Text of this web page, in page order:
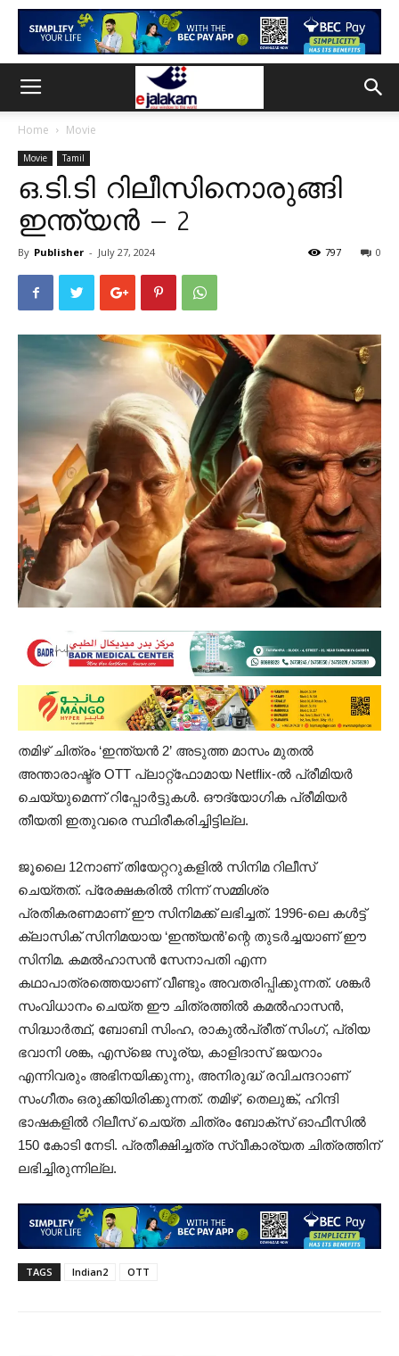
Home Movie
Movie Tamil
ഒ.ടി.ടി റിലീസിനൊരുങ്ങി
ഇന്ത്യൻ – 2
By Publisher - July 27, 2024 0
797
തമിഴ് ചിത്രം ‘ഇന്ത്യൻ 2’ അടുത്ത മാസം മുതൽ
അന്താരാഷ്ട്ര OTT പ്ലാറ്റ്‌ഫോമായ Netflix-ൽ പ്രീമിയർ
ചെയ്യുമെന്ന് റിപ്പോർട്ടുകൾ. ഔദ്യോഗിക പ്രീമിയർ
തീയതി ഇതുവരെ സ്ഥിരീകരിച്ചിട്ടില്ല.
ജൂലൈ 12നാണ് തിയേറ്ററുകളിൽ സിനിമ റിലീസ്
ചെയ്തത്. പ്രേക്ഷകരിൽ നിന്ന് സമ്മിശ്ര
പ്രതികരണമാണ് ഈ സിനിമക്ക് ലഭിച്ചത്. 1996-ലെ കൾട്ട്
ക്ലാസിക് സിനിമയായ ‘ഇന്ത്യൻ’ന്റെ തുടർച്ചയാണ് ഈ
സിനിമ. കമൽഹാസൻ സേനാപതി എന്ന
കഥാപാത്രത്തെയാണ് വീണ്ടും അവതരിപ്പിക്കുന്നത്. ശങ്കർ
സംവിധാനം ചെയ്ത ഈ ചിത്രത്തിൽ കമൽഹാസൻ,
സിദ്ധാർത്ഥ്, ബോബി സിംഹ, രാകുൽപ്രീത് സിംഗ്, പ്രിയ
ഭവാനി ശങ്ക, എസ്‌ജെ സൂര്യ, കാളിദാസ് ജയറാം
എന്നിവരും അഭിനയിക്കുന്നു, അനിരുദ്ധ് രവിചന്ദറാണ്
സംഗീതം ഒരുക്കിയിരിക്കുന്നത്. തമിഴ്, തെലുങ്ക്, ഹിന്ദി
ഭാഷകളിൽ റിലീസ് ചെയ്ത ചിത്രം ബോക്‌സ് ഓഫീസിൽ
150 കോടി നേടി. പ്രതീക്ഷിച്ചത്ര സ്വീകാര്യത ചിത്രത്തിന്
ലഭിച്ചിരുന്നില്ല.
TAGS Indian2 OTT